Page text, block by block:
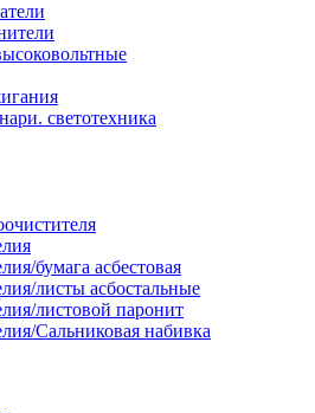
светотехника
бумага асбестовая
листы асбостальные
листовой паронит
Сальниковая набивка